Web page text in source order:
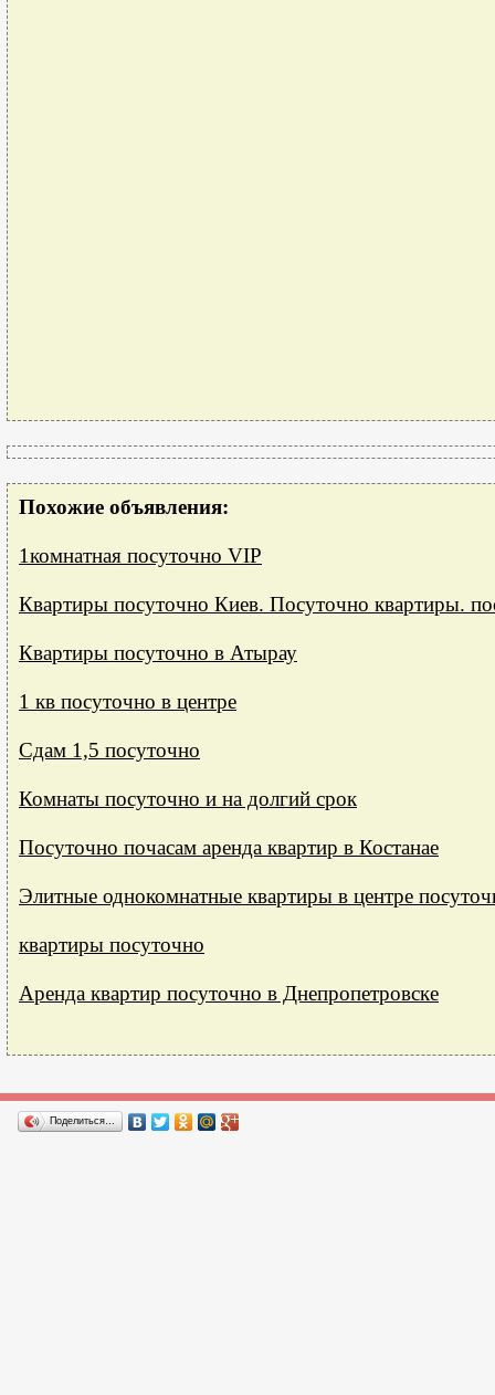
Похожие объявления:
1комнатная посуточно VIP
Квартиры посуточно Киев. Посуточно квартиры.
Квартиры посуточно в Атырау
1 кв посуточно в центре
Сдам 1,5 посуточно
Комнаты посуточно и на долгий срок
Посуточно почасам аренда квартир в Костанае
Элитные однокомнатные квартиры в центре
квартиры посуточно
Аренда квартир посуточно в Днепропетровске
Поделиться…